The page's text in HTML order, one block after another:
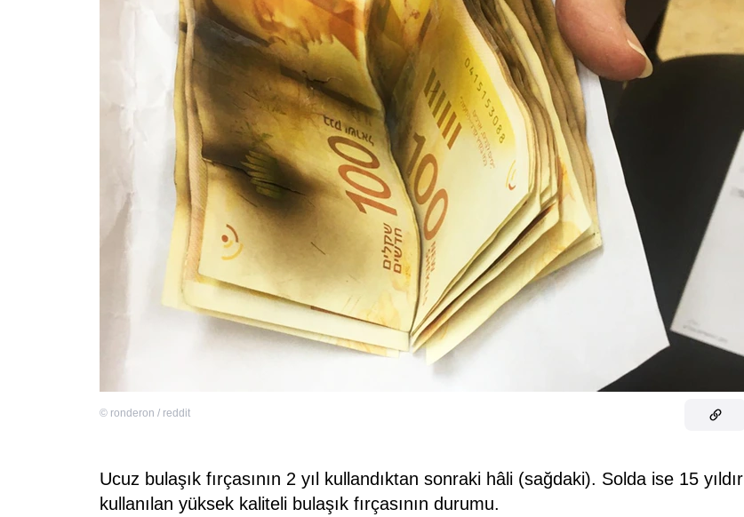
© ronderon / reddit
Ucuz bulaşık fırçasının 2 yıl kullandıktan sonraki hâli (sağdaki). Solda ise 15 yıldır
kullanılan yüksek kaliteli bulaşık fırçasının durumu.